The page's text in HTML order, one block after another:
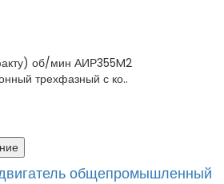
об/мин АИР355M2
трехфазный с ко..
общепромышленный